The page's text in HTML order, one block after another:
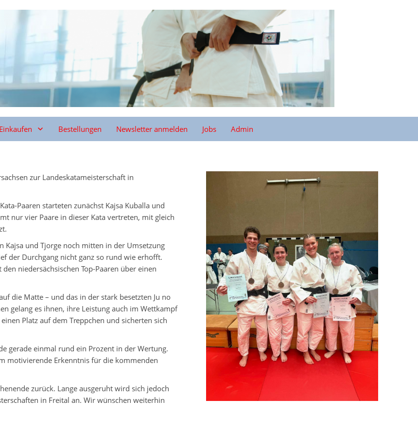
Einkaufen Bestellungen Newsletter anmelden Jobs Admin
zur Landeskatameisterschaft in
Paaren starteten zunächst Kajsa Kuballa und
nur vier Paare in dieser Kata vertreten, mit gleich
Kajsa und Tjorge noch mitten in der Umsetzung
der Durchgang nicht ganz so rund wie erhofft.
niedersächsischen Top-Paaren über einen
die Matte – und das in der stark besetzten Ju no
gelang es ihnen, ihre Leistung auch im Wettkampf
Platz auf dem Treppchen und sicherten sich
gerade einmal rund ein Prozent in der Wertung.
motivierende Erkenntnis für die kommenden
zurück. Lange ausgeruht wird sich jedoch
in Freital an. Wir wünschen weiterhin